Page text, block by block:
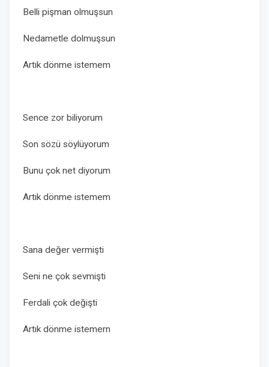
Belli pişman olmuşsun
Nedametle dolmuşsun
Artık dönme istemem
Sence zor biliyorum
Son sözü söylüyorum
Bunu çok net diyorum
Artık dönme istemem
Sana değer vermişti
Seni ne çok sevmişti
Ferdali çok değişti
Artık dönme istemern